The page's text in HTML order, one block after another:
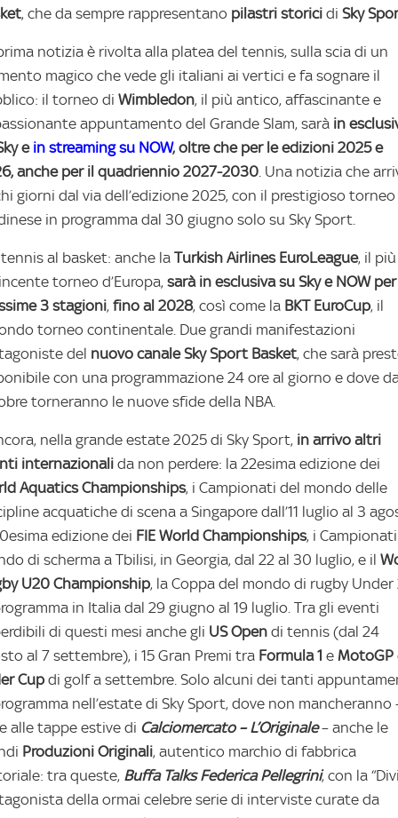
, che da sempre rappresentano pilastri storici di Sky
notizia è rivolta alla platea del tennis, sulla scia di un
magico che vede gli italiani ai vertici e fa sognare il
il torneo di Wimbledon, il più antico, affascinante e
appuntamento del Grande Slam, sarà in
ein streaming su NOW, oltre che per le edizioni 2025 e
anche per il quadriennio 2027-2030. Una notizia che
giorni dal via dell’edizione 2025, con il prestigioso torneo
in programma dal 30 giugno solo su Sky Sport.
al basket: anche la Turkish Airlines EuroLeague, il più
torneo d’Europa, sarà in esclusiva su Sky e NOW
3 stagioni, fino al 2028, così come la BKT EuroCup, il
torneo continentale. Due grandi manifestazioni
del nuovo canale Sky Sport Basket, che sarà
con una programmazione 24 ore al giorno e dove
torneranno le nuove sfide della NBA.
nella grande estate 2025 di Sky Sport, in arrivo altri
internazionali da non perdere: la 22esima edizione dei
Aquatics Championships, i Campionati del mondo delle
acquatiche di scena a Singapore dall’11 luglio al 3
edizione dei FIE World Championships, i
di scherma a Tbilisi, in Georgia, dal 22 al 30 luglio, e il
U20 Championship, la Coppa del mondo di rugby Under
in Italia dal 29 giugno al 19 luglio. Tra gli eventi
di questi mesi anche gli US Open di tennis (dal 24
al 7 settembre), i 15 Gran Premi tra Formula 1 e MotoGP
Cup di golf a settembre. Solo alcuni dei tanti
nell’estate di Sky Sport, dove non mancheranno
alle tappe estive di Calciomercato – L’Originale– anche le
Produzioni Originali, autentico marchio di fabbrica
tra queste, Buffa Talks Federica Pellegrini, con la
della ormai celebre serie di interviste curate da